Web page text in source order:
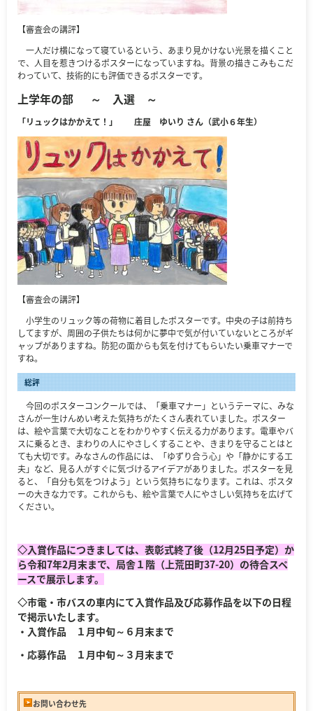
【審査会の講評】
一人だけ横になって寝ているという、あまり見かけない光景を描くこと
で、人目を惹きつけるポスターになっていますね。背景の描きこみもこだ
わっていて、技術的にも評価できるポスターです。
上学年の部 ～ 入選 ～
「リュックはかかえて！」 庄屋 ゆいり さん（武小６年生）
【審査会の講評】
小学生のリュック等の荷物に着目したポスターです。中央の子は前持ち
してますが、周囲の子供たちは何かに夢中で気が付いていないところがギ
ャップがありますね。防犯の面からも気を付けてもらいたい乗車マナーで
すね。
総評
今回のポスターコンクールでは、「乗車マナー」というテーマに、みな
さんが一生けんめい考えた気持ちがたくさん表れていました。ポスター
は、絵や言葉で大切なことをわかりやすく伝える力があります。電車やバ
スに乗るとき、まわりの人にやさしくすることや、きまりを守ることはと
ても大切です。みなさんの作品には、「ゆずり合う心」や「静かにする工
夫」など、見る人がすぐに気づけるアイデアがありました。ポスターを見
ると、「自分も気をつけよう」という気持ちになります。これは、ポスタ
ーの大きな力です。これからも、絵や言葉で人にやさしい気持ちを広げて
ください。
◇入賞作品につきましては、表彰式終了後（12月25日予定）か
ら令和7年2月末まで、局舎１階（上荒田町37-20）の待合スペ
ースで展示します。
◇市電・市バスの車内にて入賞作品及び応募作品を以下の日程
で掲示いたします。
・入賞作品 １月中旬～６月末まで
・応募作品 １月中旬～３月末まで
お問い合わせ先